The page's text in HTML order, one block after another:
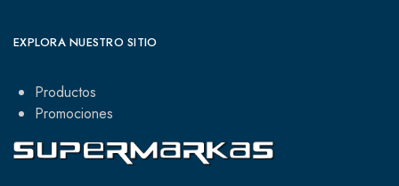
EXPLORA NUESTRO SITIO
Productos
Promociones